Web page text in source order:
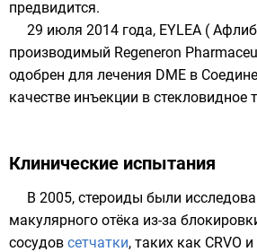
предвидится.
29 июля 2014 года, EYLEA (
производимый Regeneron
одобрен для лечения DME в
качестве инъекции в стекловидное
Клинические испытания
В 2005, стероиды были
макулярного отёка из-за
сосудов сетчатки, таких как CRVO и